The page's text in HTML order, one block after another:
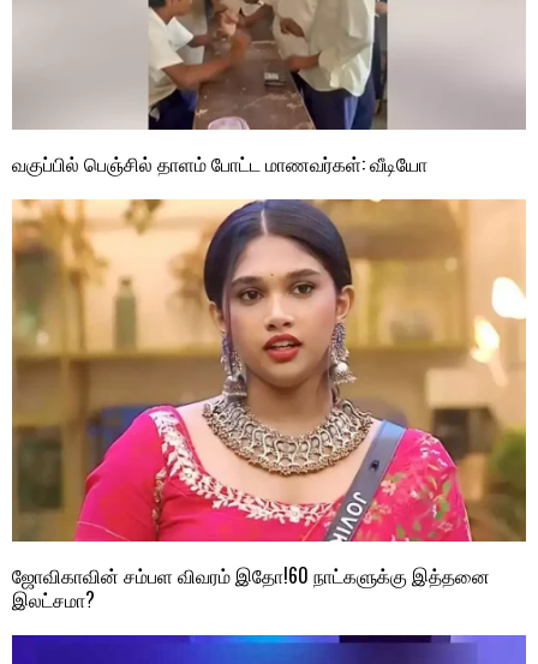
வகுப்பில் பெஞ்சில் தாளம் போட்ட மாணவர்கள்: வீடியோ
ஜோவிகாவின் சம்பள விவரம் இதோ!60 நாட்களுக்கு இத்தனை
இலட்சமா?